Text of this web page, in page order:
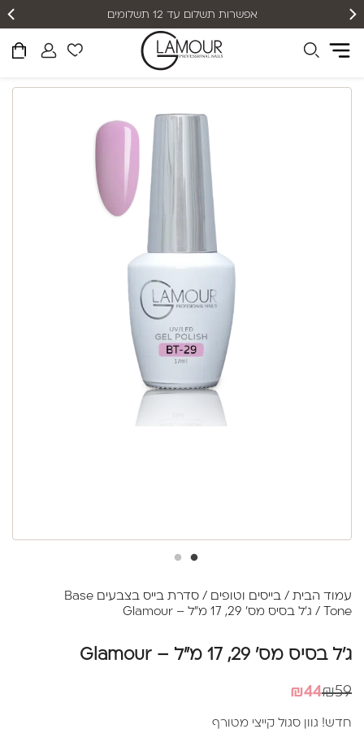
אפשרות תשלום עד 12 תשלומים
עמוד הבית / בייסים וטופים /
סדרת בייס בצבעים Base
Tone
/ ג'ל בסיס מס' 29, 17 מ"ל – Glamour
ג'ל בסיס מס' 29, 17 מ"ל – Glamour
₪59
המחיר₪44
המחיר
חדש! גוון סגול קייצי מטורף